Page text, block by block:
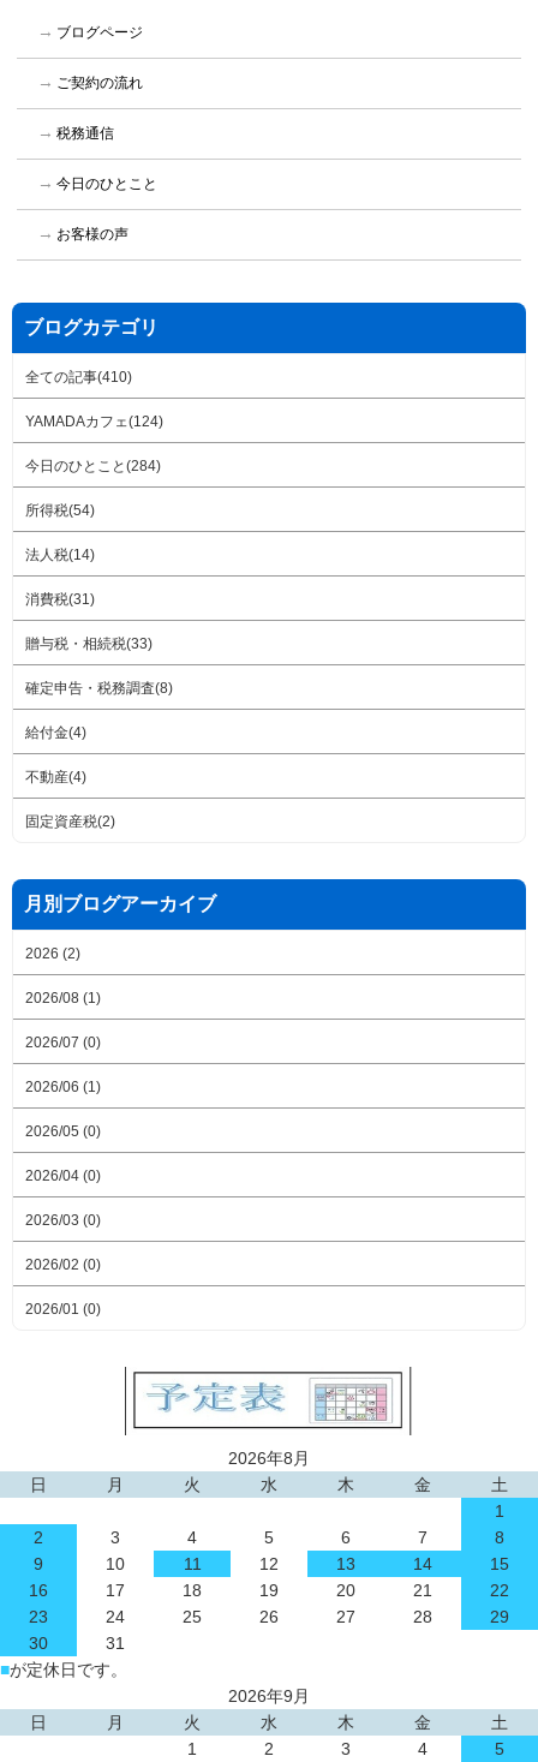
ブログページ
ご契約の流れ
税務通信
今日のひとこと
お客様の声
ブログカテゴリ
全ての記事(410)
YAMADAカフェ(124)
今日のひとこと(284)
所得税(54)
法人税(14)
消費税(31)
贈与税・相続税(33)
確定申告・税務調査(8)
給付金(4)
不動産(4)
固定資産税(2)
月別ブログアーカイブ
2026 (2)
2026/08 (1)
2026/07 (0)
2026/06 (1)
2026/05 (0)
2026/04 (0)
2026/03 (0)
2026/02 (0)
2026/01 (0)
2026年8月
日
月 火 水 木 金
土
1
2
3 4 5 6 7
8
9
10 11 12 13 14
15
16
17 18 19 20 21
22
23
24 25 26 27 28
29
30
31
■が定休日です。
2026年9月
日
月 火 水 木 金
土
1
2 3 4 5